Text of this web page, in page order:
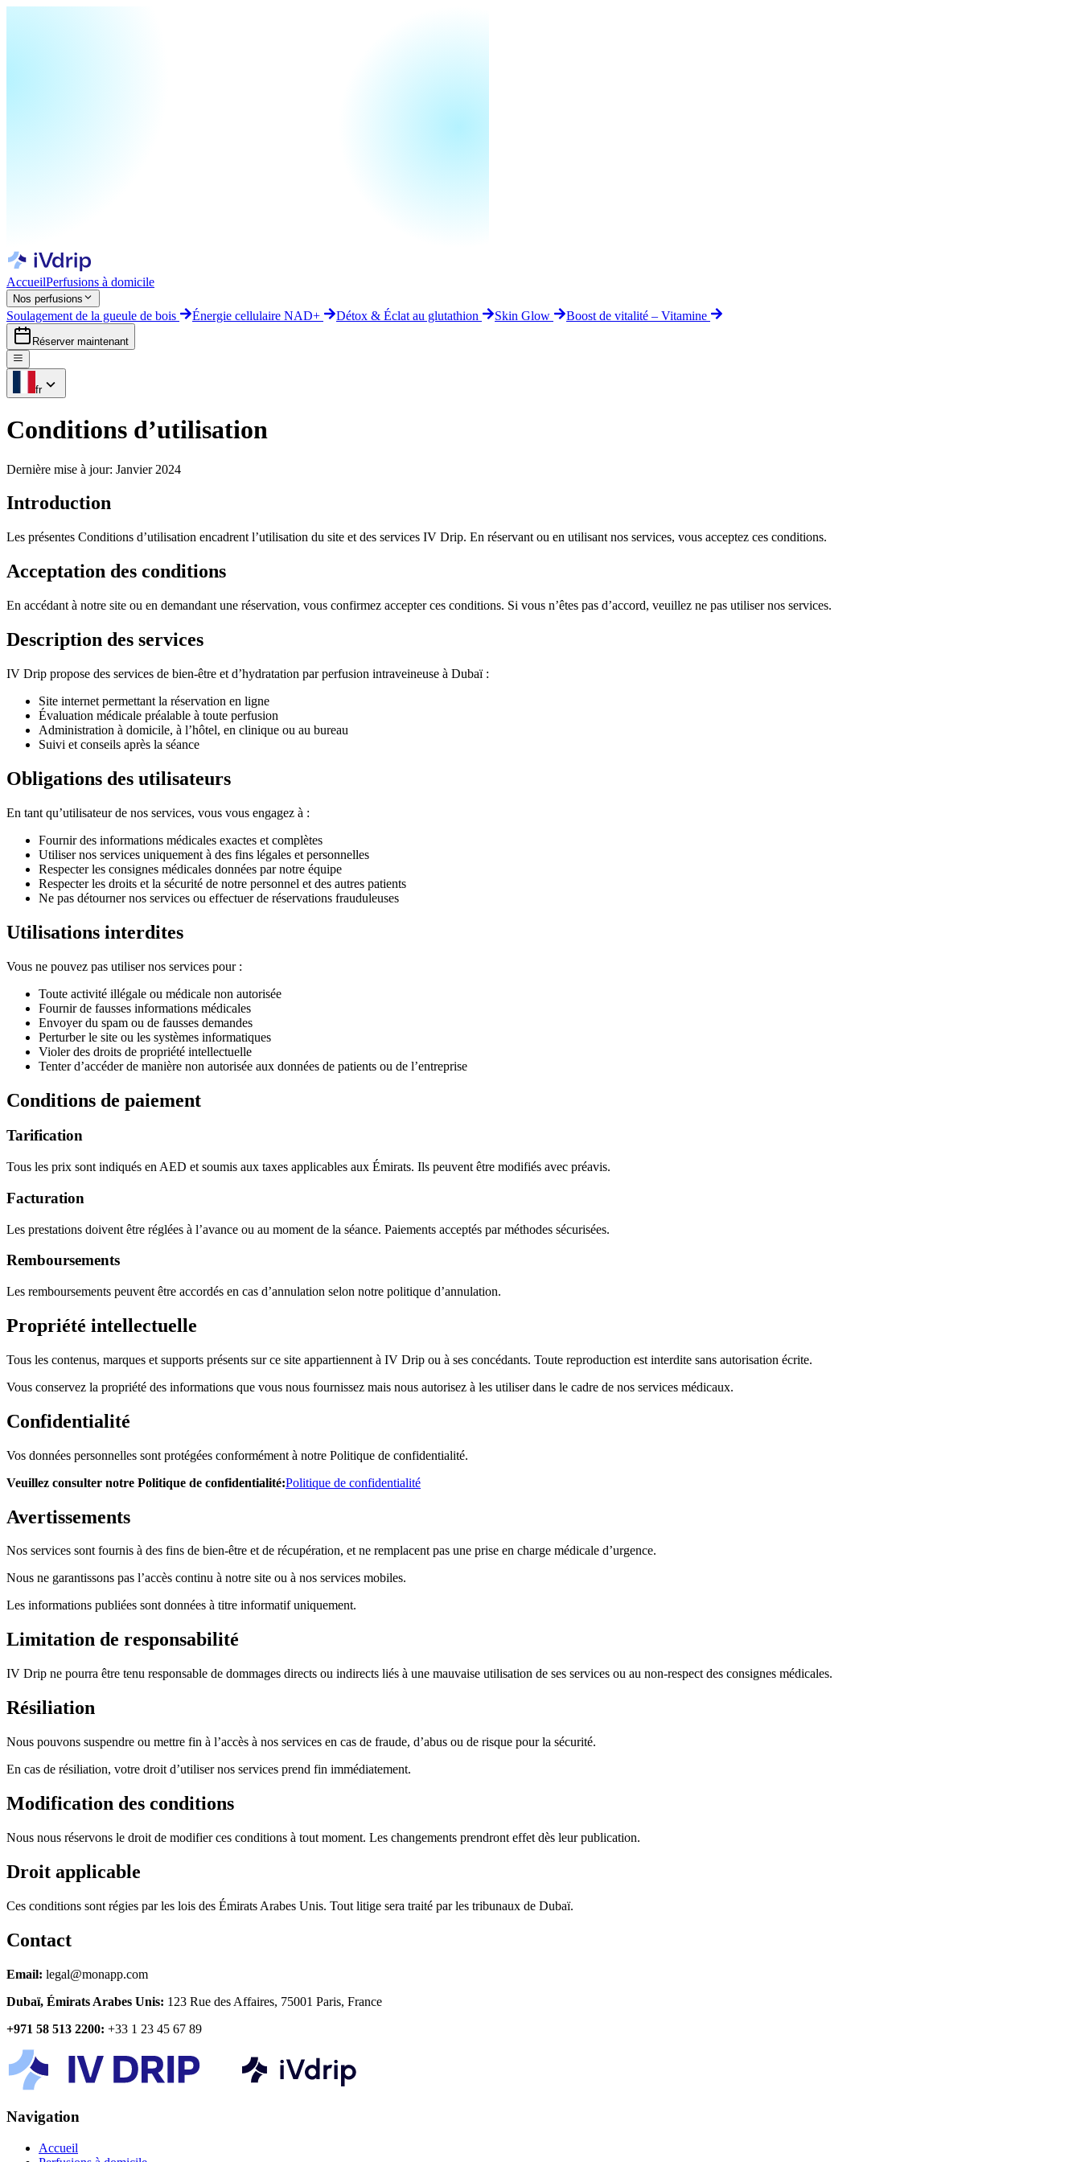
AccueilPerfusions à domicile
Nos perfusions
Soulagement de la gueule de bois Énergie cellulaire NAD+ Détox & Éclat au glutathion Skin Glow Boost de vitalité – Vitamine
Réserver maintenant
fr
Conditions d’utilisation
Dernière mise à jour: Janvier 2024
Introduction
Les présentes Conditions d’utilisation encadrent l’utilisation du site et des services IV Drip. En réservant ou en utilisant nos services, vous acceptez ces conditions.
Acceptation des conditions
En accédant à notre site ou en demandant une réservation, vous confirmez accepter ces conditions. Si vous n’êtes pas d’accord, veuillez ne pas utiliser nos services.
Description des services
IV Drip propose des services de bien-être et d’hydratation par perfusion intraveineuse à Dubaï :
Site internet permettant la réservation en ligne
Évaluation médicale préalable à toute perfusion
Administration à domicile, à l’hôtel, en clinique ou au bureau
Suivi et conseils après la séance
Obligations des utilisateurs
En tant qu’utilisateur de nos services, vous vous engagez à :
Fournir des informations médicales exactes et complètes
Utiliser nos services uniquement à des fins légales et personnelles
Respecter les consignes médicales données par notre équipe
Respecter les droits et la sécurité de notre personnel et des autres patients
Ne pas détourner nos services ou effectuer de réservations frauduleuses
Utilisations interdites
Vous ne pouvez pas utiliser nos services pour :
Toute activité illégale ou médicale non autorisée
Fournir de fausses informations médicales
Envoyer du spam ou de fausses demandes
Perturber le site ou les systèmes informatiques
Violer des droits de propriété intellectuelle
Tenter d’accéder de manière non autorisée aux données de patients ou de l’entreprise
Conditions de paiement
Tarification
Tous les prix sont indiqués en AED et soumis aux taxes applicables aux Émirats. Ils peuvent être modifiés avec préavis.
Facturation
Les prestations doivent être réglées à l’avance ou au moment de la séance. Paiements acceptés par méthodes sécurisées.
Remboursements
Les remboursements peuvent être accordés en cas d’annulation selon notre politique d’annulation.
Propriété intellectuelle
Tous les contenus, marques et supports présents sur ce site appartiennent à IV Drip ou à ses concédants. Toute reproduction est interdite sans autorisation écrite.
Vous conservez la propriété des informations que vous nous fournissez mais nous autorisez à les utiliser dans le cadre de nos services médicaux.
Confidentialité
Vos données personnelles sont protégées conformément à notre Politique de confidentialité.
Veuillez consulter notre Politique de confidentialité:Politique de confidentialité
Avertissements
Nos services sont fournis à des fins de bien-être et de récupération, et ne remplacent pas une prise en charge médicale d’urgence.
Nous ne garantissons pas l’accès continu à notre site ou à nos services mobiles.
Les informations publiées sont données à titre informatif uniquement.
Limitation de responsabilité
IV Drip ne pourra être tenu responsable de dommages directs ou indirects liés à une mauvaise utilisation de ses services ou au non-respect des consignes médicales.
Résiliation
Nous pouvons suspendre ou mettre fin à l’accès à nos services en cas de fraude, d’abus ou de risque pour la sécurité.
En cas de résiliation, votre droit d’utiliser nos services prend fin immédiatement.
Modification des conditions
Nous nous réservons le droit de modifier ces conditions à tout moment. Les changements prendront effet dès leur publication.
Droit applicable
Ces conditions sont régies par les lois des Émirats Arabes Unis. Tout litige sera traité par les tribunaux de Dubaï.
Contact
Email: legal@monapp.com
Dubaï, Émirats Arabes Unis: 123 Rue des Affaires, 75001 Paris, France
+971 58 513 2200: +33 1 23 45 67 89
Navigation
Accueil